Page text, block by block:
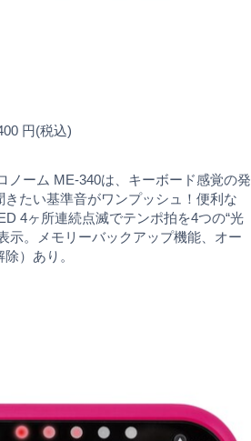
円(税込)
ノーム ME-340は、キーボード感覚の発
きたい基準音がワンプッシュ！便利な
4ヶ所連続点滅でテンポ拍を4つの“光
示。メモリーバックアップ機能、オー
）あり。